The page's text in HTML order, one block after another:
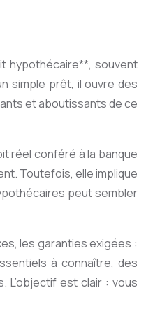
hypothécaire**, souvent
simple prêt, il ouvre des
et aboutissants de ce
réel conféré à la banque
Toutefois, elle implique
peut sembler
les garanties exigées :
à connaître, des
est clair : vous